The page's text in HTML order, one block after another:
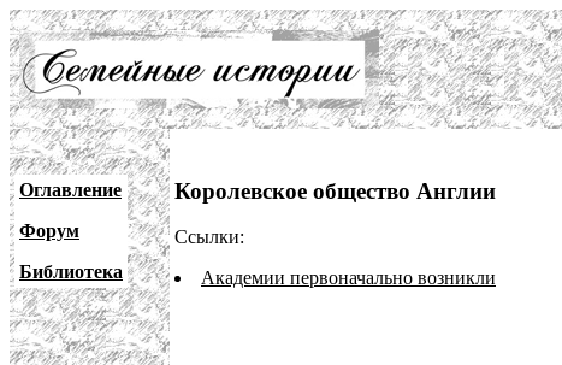
Оглавление
Форум
Библиотека
Королевское общество Англии
Ссылки:
Академии первоначально возникли